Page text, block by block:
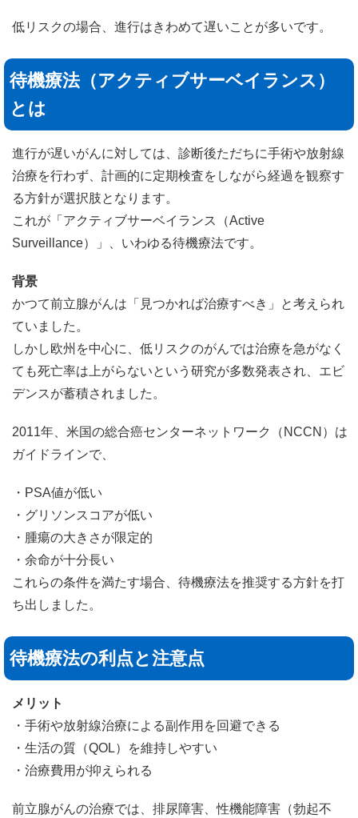
低リスクの場合、進行はきわめて遅いことが多いです。
待機療法（アクティブサーベイランス）
とは
進行が遅いがんに対しては、診断後ただちに手術や放射線
治療を行わず、計画的に定期検査をしながら経過を観察す
る方針が選択肢となります。
これが「アクティブサーベイランス（Active
Surveillance）」、いわゆる待機療法です。
背景
かつて前立腺がんは「見つかれば治療すべき」と考えられ
ていました。
しかし欧州を中心に、低リスクのがんでは治療を急がなく
ても死亡率は上がらないという研究が多数発表され、エビ
デンスが蓄積されました。
2011年、米国の総合癌センターネットワーク（NCCN）は
ガイドラインで、
・PSA値が低い
・グリソンスコアが低い
・腫瘍の大きさが限定的
・余命が十分長い
これらの条件を満たす場合、待機療法を推奨する方針を打
ち出しました。
待機療法の利点と注意点
メリット
・手術や放射線治療による副作用を回避できる
・生活の質（QOL）を維持しやすい
・治療費用が抑えられる
前立腺がんの治療では、排尿障害、性機能障害（勃起不